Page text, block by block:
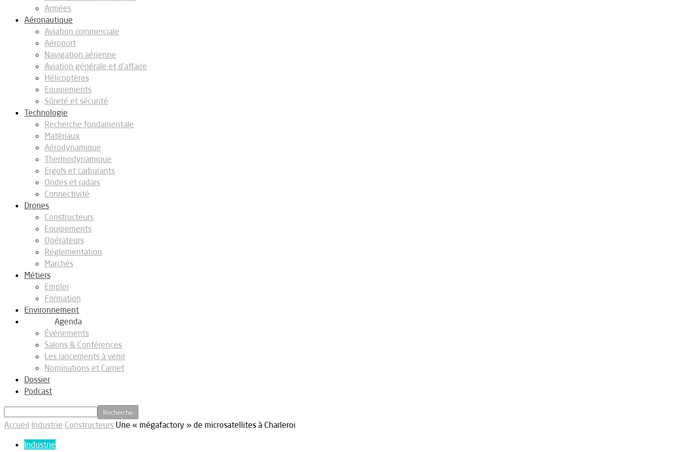
Armées
Aéronautique
Aviation commerciale
Aéroport
Navigation aérienne
Aviation générale et d’affaire
Hélicoptères
Equipements
Sûreté et sécurité
Technologie
Recherche fondamentale
Matériaux
Aérodynamique
Thermodynamique
Ergols et carburants
Ondes et radars
Connectivité
Drones
Constructeurs
Equipements
Opérateurs
Réglementation
Marchés
Métiers
Emploi
Formation
Environnement
Agenda
Événements
Salons & Conférences
Les lancements à venir
Nominations et Carnet
Dossier
Podcast
Accueil Industrie Constructeurs Une « mégafactory » de microsatellites à Charleroi
Industrie